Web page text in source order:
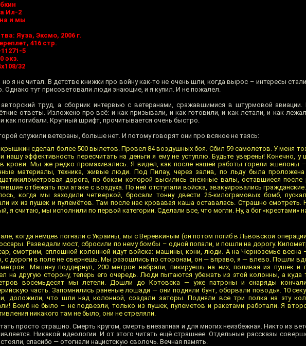
Ил-2
и мы
Яуза, Эксмо, 2006 г.
416 стр.
5
экз.
32
но я не читал. В детстве книжки про войну как-то не очень шли, когда вырос – интересы
Однако тут присоветовали люди знающие, и я купил. И не пожалел.
труд, а сборник интервью с ветеранами, сражавшимися в штурмовой авиации.
ответы. Изложено про всё: и как призывали, и как готовили, и как летали, и как
как погибали. Крупный шрифт, прочитывается очень быстро.
служили ветераны, больше нет. И потому говорят они про всякое не таясь:
сделал более 500 вылетов. Провел 84 воздушных боя. Сбил 59 самолетов. У меня
нашу эффективность пересчитать на деньги я ему не уступлю. Будьте уверены! Конечно, у
крови. Мы же редко промахивались. Я видел, как после нашей работы горели эшелоны
материалы, техника, живые люди. Под Пилау, через залив, по льду была проложена
дорога, по бокам которой высились снежные валы, оставшиеся после
отбежать при атаке с воздуха. По ней отступали войска, эвакуировались
когда мы заходили четверкой, бросали тонну двести 25-килограмовых бомб,
их из пушек и пулемётов. Там после нас кровавая каша оставалась. Страшно
я считаю, мы исполнили по первой категории. Сделали все, что могли. Ну, а бог «крестами»
когда немцев погнали с Украины, мы с Веревкиным (он потом погиб в Львовской
Разведали мост, сбросили по нему бомбы – одной попали, и пошли на дорогу.
смотрим, сплошной колонной идут войска: машины, кони, люди. А на Черноземье весна
с дороги в поле не свернешь. Мы разошлись по сторонам, он — вправо, я — влево. Пошли
Машину поддернул, 200 метров набрали, пикируешь на них, поливая из пушек и
на другую сторону, теперь его очередь. Люди пытаются убежать из этой колонны, а
восемьдесят мы летели. Дошли до Котовска — уже патроны и снаряды
часть. Запомнились раненые лошади — они подняли бунт, оборвали поводья. 10
доложили, что шли над колонной, создали заторы. Подняли все три полка на эту
Бомб не было – не подвезли, только из пушек, пулеметов и ракетами работали. Я
никакого там не было, они не стреляли.
просто страшно. Смерть кругом, смерть внезапная и для многих неизбежная. Никто из
Никакой идеологии. И от этого читать ещё страшнее. Отдельные рассказы
спасибо — отогнали нацистскую сволочь. Вечная память.